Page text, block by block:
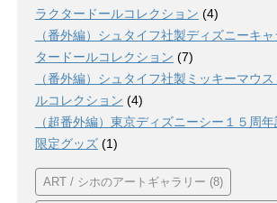
ラクタードールコレクション (4)
（番外編）シュタイフ社製ディズニーキャ
タードールコレクション (7)
（番外編）シュタイフ社製ミッキーマウス
ルコレクション (4)
（超番外編）東京ディズニーシー１５周年
限定グッズ (1)
ART / シホのアートギャラリー (8)